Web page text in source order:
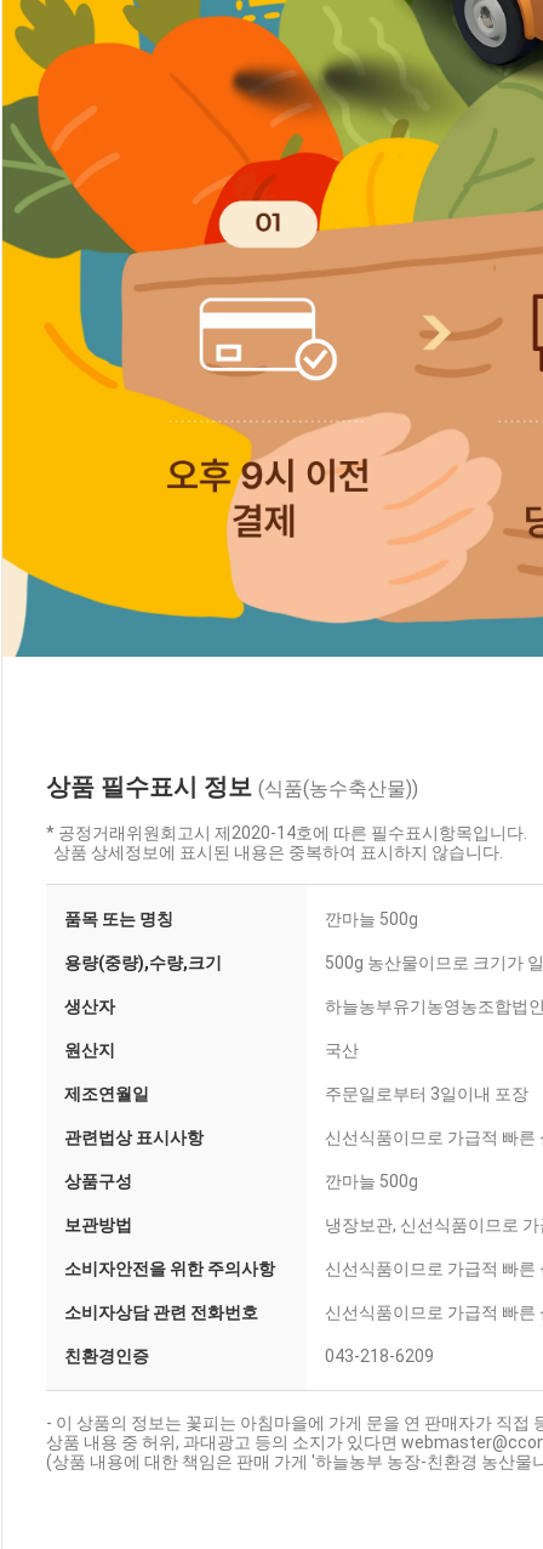
상품 필수표시 정보 (식품(농수축산물))
* 공정거래위원회고시 제2020-14호에 따른 필수표시항목입니다.
상품 상세정보에 표시된 내용은 중복하여 표시하지 않습니다.
품목 또는 명칭 깐마늘 500g
용량(중량),수량,크기 500g 농산물이므로 크기가
생산자 하늘농부유기농영농조합법
원산지 국산
제조연월일 주문일로부터 3일이내 포장
관련법상 표시사항 신선식품이므로 가급적 빠른
상품구성 깐마늘 500g
보관방법 냉장보관, 신선식품이므로
소비자안전을 위한 주의사항 신선식품이므로 가급적 빠른
소비자상담 관련 전화번호 신선식품이므로 가급적 빠른
친환경인증 043-218-6209
- 이 상품의 정보는 꽃피는 아침마을에 가게 문을 연 판매자가 직접
상품 내용 중 허위, 과대광고 등의 소지가 있다면
(상품 내용에 대한 책임은 판매 가게 '하늘농부 농장-친환경 농산물